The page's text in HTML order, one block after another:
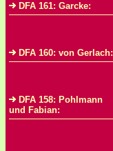
DFA 161: Garcke:
DFA 160: von Gerlach:
DFA 158: Pohlmann
und Fabian: